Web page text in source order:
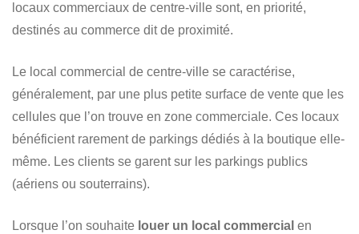
locaux commerciaux de centre-ville sont, en priorité,
destinés au commerce dit de proximité.
Le local commercial de centre-ville se caractérise,
généralement, par une plus petite surface de vente que les
cellules que l’on trouve en zone commerciale. Ces locaux
bénéficient rarement de parkings dédiés à la boutique elle-
même. Les clients se garent sur les parkings publics
(aériens ou souterrains).
Lorsque l’on souhaite louer un local commercial en